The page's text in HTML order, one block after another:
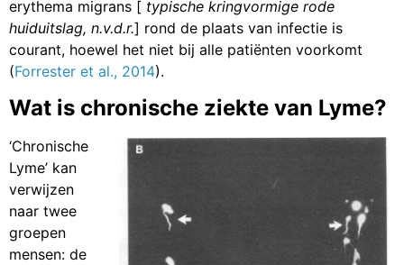
erythema migrans [ typische kringvormige rode
huiduitslag, n.v.d.r.] rond de plaats van infectie is
courant, hoewel het niet bij alle patiënten voorkomt
(Forrester et al., 2014).
Wat is chronische ziekte van Lyme?
‘Chronische
Lyme’ kan
verwijzen
naar twee
groepen
mensen: de